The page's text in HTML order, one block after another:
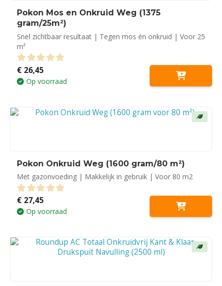
Pokon Mos en Onkruid Weg (1375
gram/25m²)
Snel zichtbaar resultaat | Tegen mos én onkruid | Voor 25
m²
0 out of 5
€ 26,45
Op voorraad
Pokon Onkruid Weg (1600 gram/80 m²)
Met gazonvoeding | Makkelijk in gebruik | Voor 80 m2
0 out of 5
€ 27,45
Op voorraad